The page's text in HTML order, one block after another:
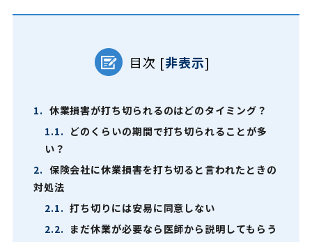
目次 [非表示]
1. 休業損害が打ち切られるのはどのタイミング？
1.1. どのくらいの期間で打ち切られることが多
い？
2. 保険会社に休業損害を打ち切ると言われたときの
対処法
2.1. 打ち切りには安易に同意しない
2.2. まだ休業が必要なら医師から説明してもらう